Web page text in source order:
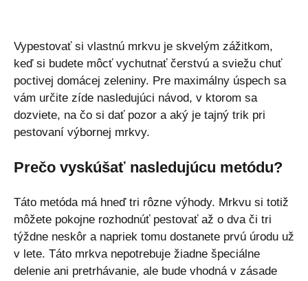
Vypestovať si vlastnú mrkvu je skvelým zážitkom,
keď si budete môcť vychutnať čerstvú a sviežu chuť
poctivej domácej zeleniny. Pre maximálny úspech sa
vám určite zíde nasledujúci návod, v ktorom sa
dozviete, na čo si dať pozor a aký je tajný trik pri
pestovaní výbornej mrkvy.
Prečo vyskúšať nasledujúcu metódu?
Táto metóda má hneď tri rôzne výhody. Mrkvu si totiž
môžete pokojne rozhodnúť pestovať až o dva či tri
týždne neskôr a napriek tomu dostanete prvú úrodu už
v lete. Táto mrkva nepotrebuje žiadne špeciálne
delenie ani pretrhávanie, ale bude vhodná v zásade